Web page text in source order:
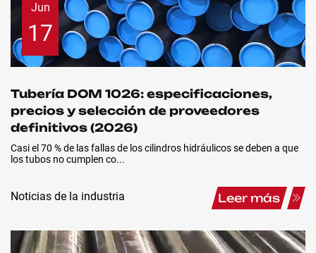
Jun
17
Tubería DOM 1026: especificaciones,
precios y selección de proveedores
definitivos (2026)
Casi el 70 % de las fallas de los cilindros hidráulicos se deben a que
los tubos no cumplen co...
Noticias de la industria Leer más